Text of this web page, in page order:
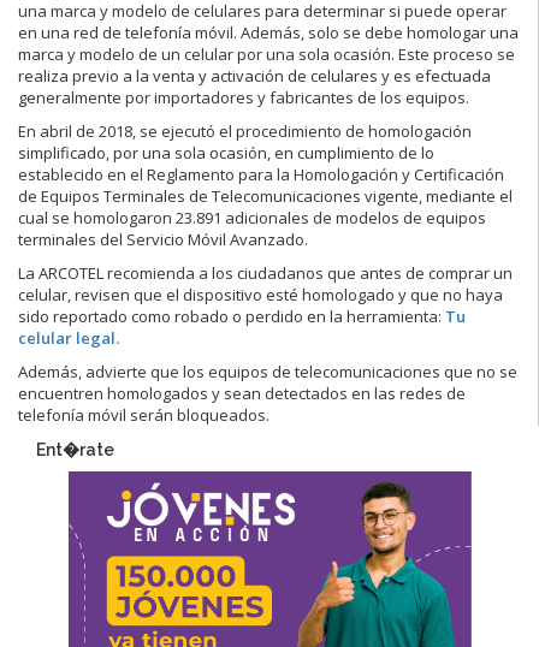
una marca y modelo de celulares para determinar si puede operar
en una red de telefonía móvil. Además, solo se debe homologar una
marca y modelo de un celular por una sola ocasión. Este proceso se
realiza previo a la venta y activación de celulares y es efectuada
generalmente por importadores y fabricantes de los equipos.
En abril de 2018, se ejecutó el procedimiento de homologación
simplificado, por una sola ocasión, en cumplimiento de lo
establecido en el Reglamento para la Homologación y Certificación
de Equipos Terminales de Telecomunicaciones vigente, mediante el
cual se homologaron 23.891 adicionales de modelos de equipos
terminales del Servicio Móvil Avanzado.
La ARCOTEL recomienda a los ciudadanos que antes de comprar un
celular, revisen que el dispositivo esté homologado y que no haya
sido reportado como robado o perdido en la herramienta: Tu
celular legal.
Además, advierte que los equipos de telecomunicaciones que no se
encuentren homologados y sean detectados en las redes de
telefonía móvil serán bloqueados.
Ent�rate